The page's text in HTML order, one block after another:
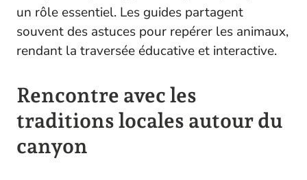
un rôle essentiel. Les guides partagent
souvent des astuces pour repérer les animaux,
rendant la traversée éducative et interactive.
Rencontre avec les
traditions locales autour du
canyon